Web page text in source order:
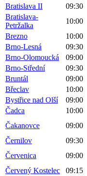
Bratislava II
09:30
Bratislava-
Petržalka
10:00
Brezno
10:00
Brno-Lesná
09:30
Brno-Olomoucká
09:00
Brno-Střední
09:30
Bruntál
09:00
Břeclav
10:00
Bystřice nad Olší
09:00
Čadca
10:00
Čakanovce
09:00
Černilov
09:30
Červenica
09:00
Červený Kostelec
09:15